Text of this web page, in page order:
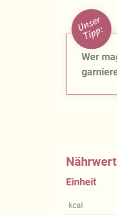
U
n
s
e
r
T
i
p
p
:
Wer
Einheit
kcal